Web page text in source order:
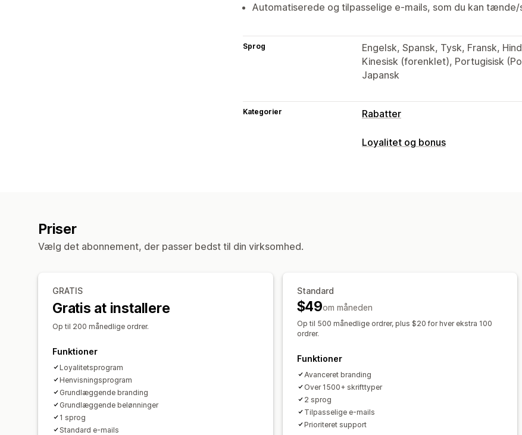
Automatiserede og tilpasselige e-mails, som du kan tænde/
Sprog
Engelsk, Spansk, Tysk, Fransk,
Kinesisk (forenklet), Portugisisk
Japansk
Kategorier Rabatter
Rabattyper
Loyalitet og bonus
Priser
Vælg det abonnement, der passer bedst til din virksomhed.
GRATIS
Gratis at installere
Op til 200 månedlige ordrer.
Funktioner
Loyalitetsprogram
Henvisningsprogram
Grundlæggende branding
Grundlæggende belønninger
1 sprog
Standard e-mails
Standard
$49om måneden
Op til 500 månedlige ordrer, plus $20 for hver ekstra 100
ordrer.
Funktioner
Avanceret branding
Over 1500+ skrifttyper
2 sprog
Tilpasselige e-mails
Prioriteret support